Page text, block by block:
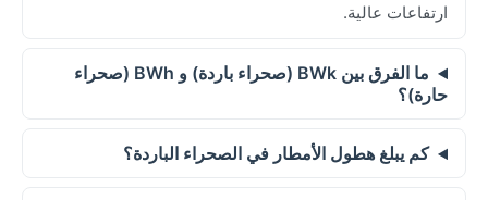
ارتفاعات عالية.
ما الفرق بين BWk (صحراء باردة) و BWh (صحراء
حارة)؟
كم يبلغ هطول الأمطار في الصحراء الباردة؟